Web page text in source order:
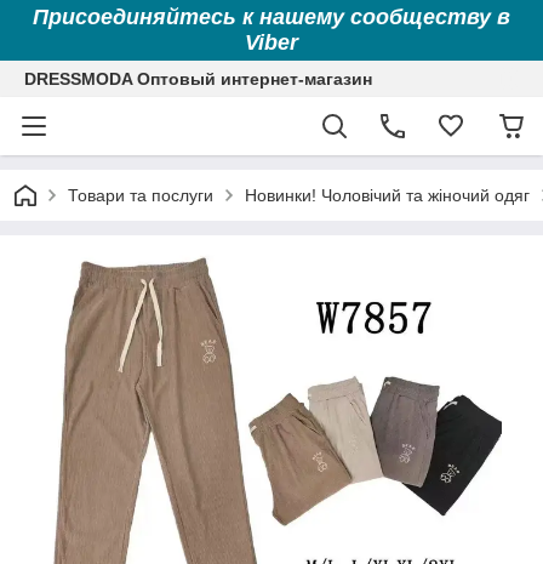
Присоединяйтесь к нашему сообществу в
Viber
DRESSMODA Оптовый интернет-магазин
Товари та послуги Новинки! Чоловічий та жіночий одяг